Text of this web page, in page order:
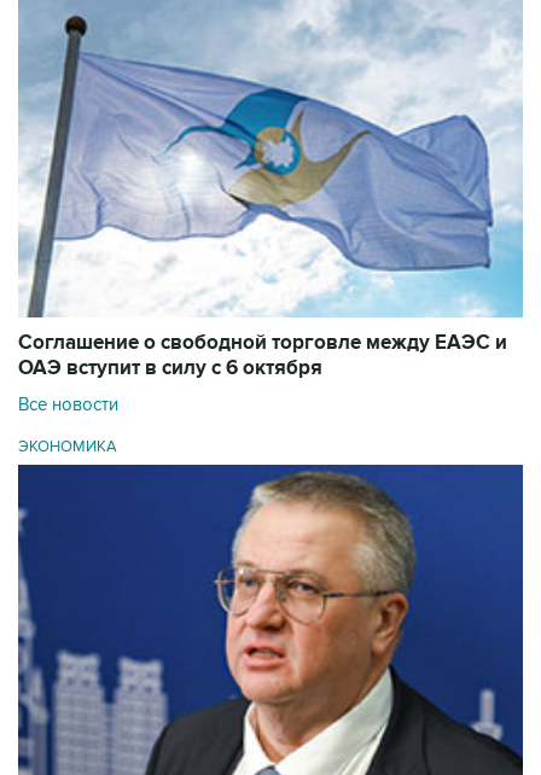
Соглашение о свободной торговле между ЕАЭС и
ОАЭ вступит в силу с 6 октября
Все новости
ЭКОНОМИКА